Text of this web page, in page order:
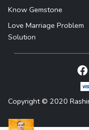
Know Gemstone
Love Marriage Problem
Solution
Copyright © 2020